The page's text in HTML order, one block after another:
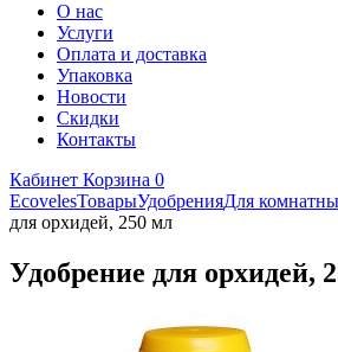
О нас
Услуги
Оплата и доставка
Упаковка
Новости
Скидки
Контакты
Кабинет Корзина 0
EcovelesТоварыУдобренияДля
для орхидей, 250 мл
Удобрение для орхидей,